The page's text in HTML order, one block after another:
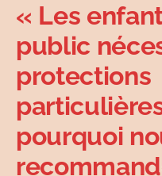
« Les
public
protections
pourquoi